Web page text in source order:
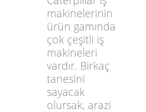
makinelerinin
ürün gamında
çok çeşitli iş
makineleri
vardır. Birkaç
tanesini
sayacak
olursak, arazi